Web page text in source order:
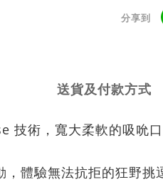
分享到
送貨及付款方式
術，寬大柔軟的吸吮
體驗無法抗拒的狂野挑